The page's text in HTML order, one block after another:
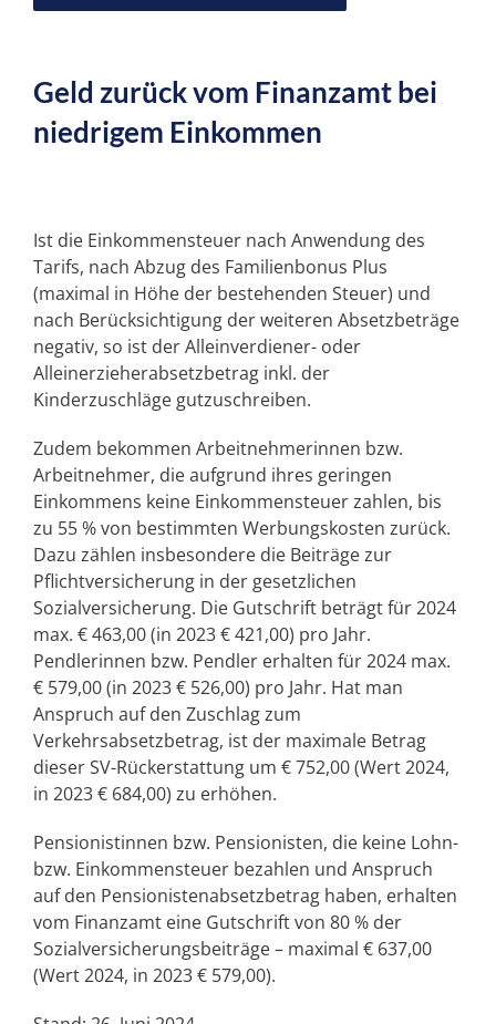
NEWS
KARRIERE
Geld zurück vom Finanzamt bei
niedrigem Einkommen
Ist die Einkommensteuer nach Anwendung des
Tarifs, nach Abzug des Familienbonus Plus
(maximal in Höhe der bestehenden Steuer) und
nach Berücksichtigung der weiteren Absetzbeträge
negativ, so ist der Alleinverdiener- oder
Alleinerzieherabsetzbetrag inkl. der
Kinderzuschläge gutzuschreiben.
Zudem bekommen Arbeitnehmerinnen bzw.
Arbeitnehmer, die aufgrund ihres geringen
Einkommens keine Einkommensteuer zahlen, bis
zu 55 % von bestimmten Werbungskosten zurück.
Dazu zählen insbesondere die Beiträge zur
Pflichtversicherung in der gesetzlichen
Sozialversicherung. Die Gutschrift beträgt für 2024
max. € 463,00 (in 2023 € 421,00) pro Jahr.
Pendlerinnen bzw. Pendler erhalten für 2024 max.
€ 579,00 (in 2023 € 526,00) pro Jahr. Hat man
Anspruch auf den Zuschlag zum
Verkehrsabsetzbetrag, ist der maximale Betrag
dieser SV-Rückerstattung um € 752,00 (Wert 2024,
in 2023 € 684,00) zu erhöhen.
Pensionistinnen bzw. Pensionisten, die keine Lohn-
bzw. Einkommensteuer bezahlen und Anspruch
auf den Pensionistenabsetzbetrag haben, erhalten
vom Finanzamt eine Gutschrift von 80 % der
Sozialversicherungsbeiträge – maximal € 637,00
(Wert 2024, in 2023 € 579,00).